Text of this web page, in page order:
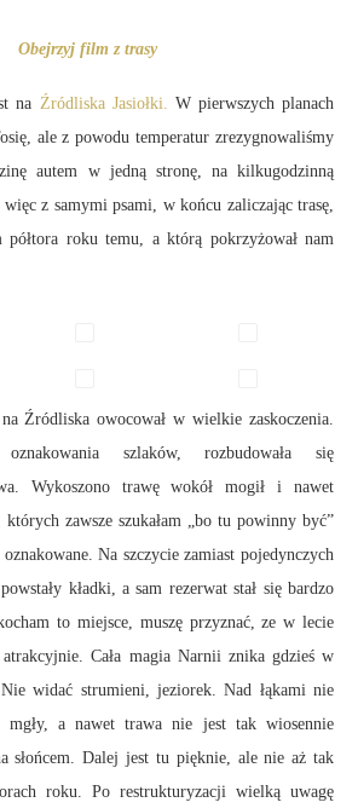
Obejrzyj film z trasy
na Źródliska Jasiołki. W pierwszych planach
ale z powodu temperatur zrezygnowaliśmy
autem w jedną stronę, na kilkugodzinną
z samymi psami, w końcu zaliczając trasę,
półtora roku temu, a którą pokrzyżował nam
Źródliska owocował w wielkie zaskoczenia.
szlaków, rozbudowała się
Wykoszono trawę wokół mogił i nawet
których zawsze szukałam „bo tu powinny być”
Na szczycie zamiast pojedynczych
kładki, a sam rezerwat stał się bardzo
to miejsce, muszę przyznać, ze w lecie
Cała magia Narnii znika gdzieś w
widać strumieni, jeziorek. Nad łąkami nie
mgły, a nawet trawa nie jest tak wiosennie
słońcem. Dalej jest tu pięknie, ale nie aż tak
roku. Po restrukturyzacji wielką uwagę